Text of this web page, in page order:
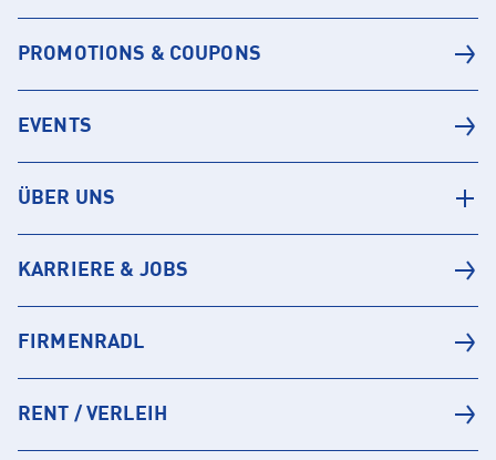
PROMOTIONS & COUPONS
EVENTS
ÜBER UNS
KARRIERE & JOBS
FIRMENRADL
RENT / VERLEIH